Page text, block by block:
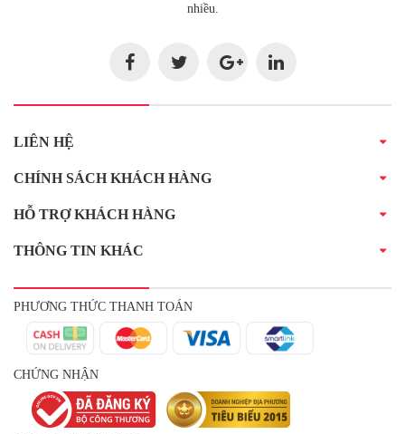
nhiều.
LIÊN HỆ
CHÍNH SÁCH KHÁCH HÀNG
HỖ TRỢ KHÁCH HÀNG
THÔNG TIN KHÁC
PHƯƠNG THỨC THANH TOÁN
CHỨNG NHẬN